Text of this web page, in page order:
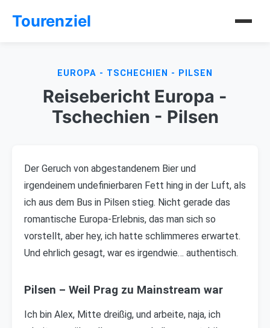
Tourenziel
EUROPA - TSCHECHIEN - PILSEN
Reisebericht Europa -
Tschechien - Pilsen
Der Geruch von abgestandenem Bier und
irgendeinem undefinierbaren Fett hing in der Luft, als
ich aus dem Bus in Pilsen stieg. Nicht gerade das
romantische Europa-Erlebnis, das man sich so
vorstellt, aber hey, ich hatte schlimmeres erwartet.
Und ehrlich gesagt, war es irgendwie… authentisch.
Pilsen – Weil Prag zu Mainstream war
Ich bin Alex, Mitte dreißig, und arbeite, naja, ich